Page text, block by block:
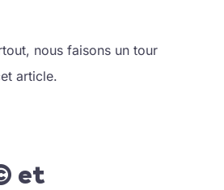
nous faisons un tour
article.
et